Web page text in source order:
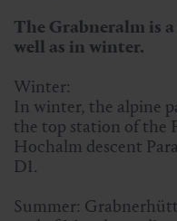
The Grabneralm is
well as in winter.
Winter:
In winter, the alpine
the top station of the
Hochalm descent
D1.
Summer: